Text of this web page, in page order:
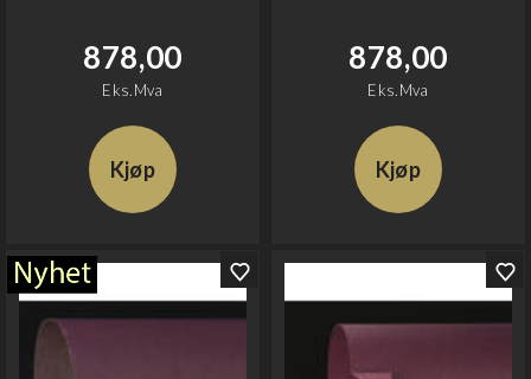
878,00
Eks.Mva
Kjøp
878,00
Eks.Mva
Kjøp